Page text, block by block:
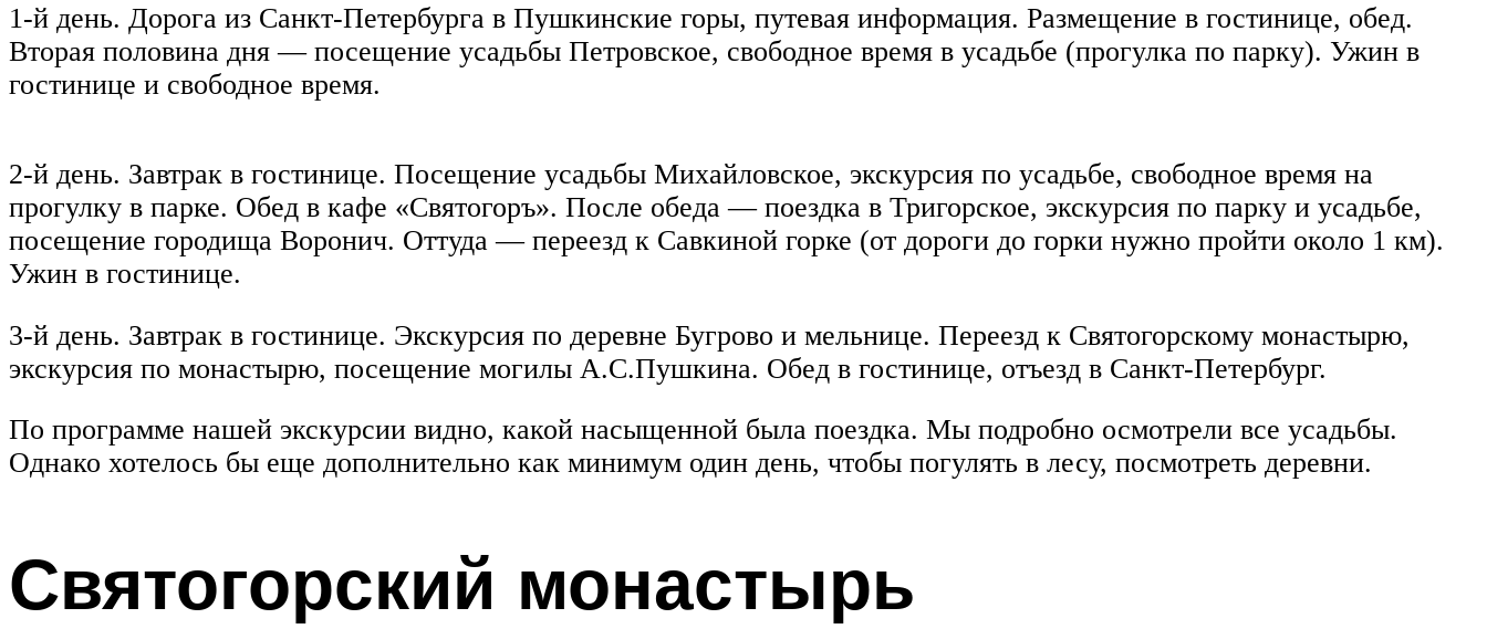
1-й день. Дорога из Санкт-Петербурга в Пушкинские горы, путевая информация. Размещение в гостинице, обед.
Вторая половина дня — посещение усадьбы Петровское, свободное время в усадьбе (прогулка по парку). Ужин в
гостинице и свободное время.
2-й день. Завтрак в гостинице. Посещение усадьбы Михайловское, экскурсия по усадьбе, свободное время на
прогулку в парке. Обед в кафе «Святогоръ». После обеда — поездка в Тригорское, экскурсия по парку и усадьбе,
посещение городища Воронич. Оттуда — переезд к Савкиной горке (от дороги до горки нужно пройти около 1 км).
Ужин в гостинице.
3-й день. Завтрак в гостинице. Экскурсия по деревне Бугрово и мельнице. Переезд к Святогорскому монастырю,
экскурсия по монастырю, посещение могилы А.С.Пушкина. Обед в гостинице, отъезд в Санкт-Петербург.
По программе нашей экскурсии видно, какой насыщенной была поездка. Мы подробно осмотрели все усадьбы.
Однако хотелось бы еще дополнительно как минимум один день, чтобы погулять в лесу, посмотреть деревни.
Святогорский монастырь